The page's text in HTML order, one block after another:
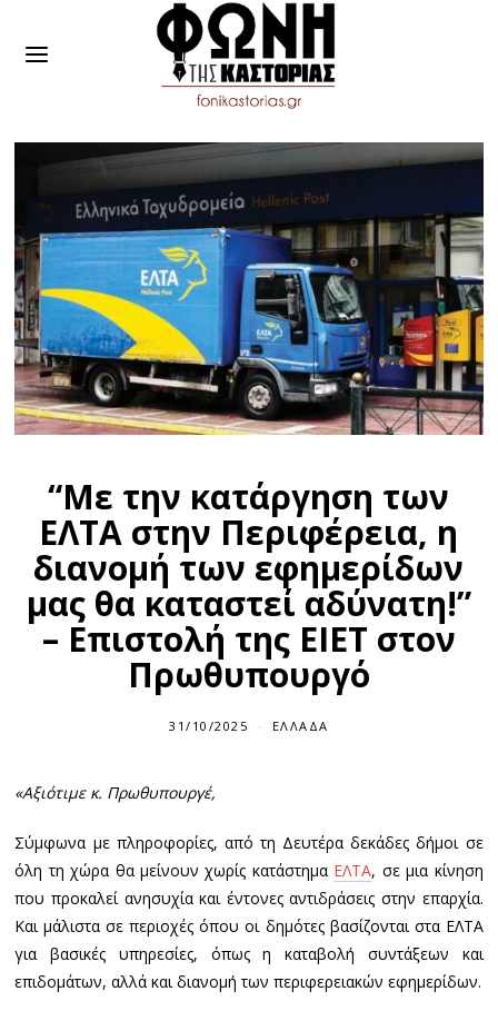
“Με την κατάργηση των
ΕΛΤΑ στην Περιφέρεια, η
διανομή των εφημερίδων
μας θα καταστεί αδύνατη!”
– Επιστολή της ΕΙΕΤ στον
Πρωθυπουργό
31/10/2025 ΕΛΛΆΔΑ
«Αξιότιμε κ. Πρωθυπουργέ,
Σύμφωνα με πληροφορίες, από τη Δευτέρα δεκάδες δήμοι σε
όλη τη χώρα θα μείνουν χωρίς κατάστημα ΕΛΤΑ, σε μια κίνηση
που προκαλεί ανησυχία και έντονες αντιδράσεις στην επαρχία.
Και μάλιστα σε περιοχές όπου οι δημότες βασίζονται στα ΕΛΤΑ
για βασικές υπηρεσίες, όπως η καταβολή συντάξεων και
επιδομάτων, αλλά και διανομή των περιφερειακών εφημερίδων.